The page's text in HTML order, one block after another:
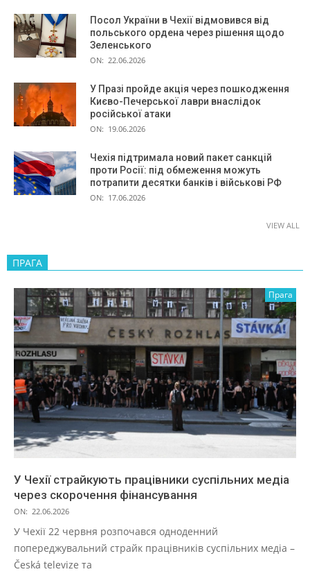
Посол України в Чехії відмовився від
польського ордена через рішення щодо
Зеленського
ON: 22.06.2026
У Празі пройде акція через пошкодження
Києво-Печерської лаври внаслідок
російської атаки
ON: 19.06.2026
Чехія підтримала новий пакет санкцій
проти Росії: під обмеження можуть
потрапити десятки банків і військові РФ
ON: 17.06.2026
VIEW ALL
ПРАГА
Прага
У Чехії страйкують працівники суспільних медіа
через скорочення фінансування
ON: 22.06.2026
У Чехії 22 червня розпочався одноденний
попереджувальний страйк працівників суспільних медіа –
Česká televize та